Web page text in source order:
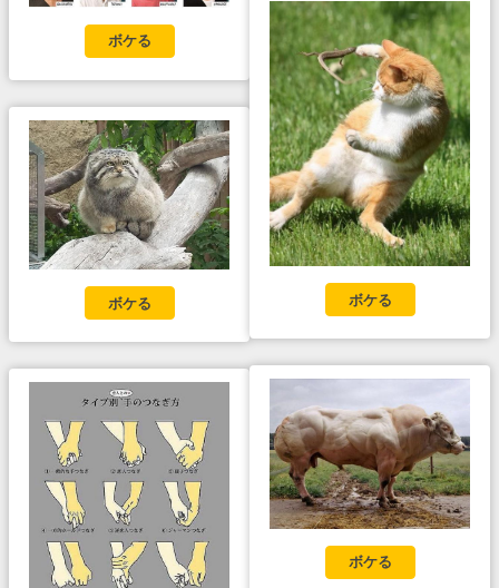
ボケる
ボケる ボケる
ボケる